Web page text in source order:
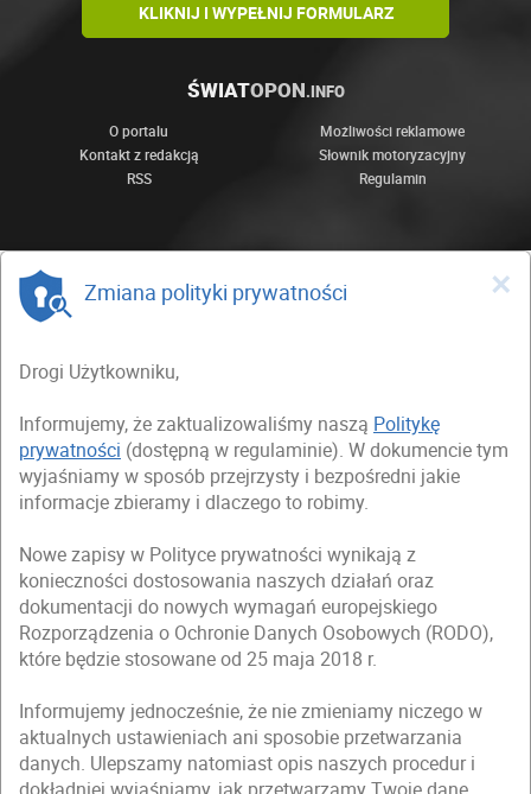
KLIKNIJ I WYPEŁNIJ FORMULARZ
ŚWIATOPON.INFO
O portalu
Możliwości reklamowe
Kontakt z redakcją
Słownik motoryzacyjny
RSS
Regulamin
×
Zmiana polityki prywatności
Drogi Użytkowniku,
Informujemy, że zaktualizowaliśmy naszą Politykę
prywatności (dostępną w regulaminie). W dokumencie tym
wyjaśniamy w sposób przejrzysty i bezpośredni jakie
informacje zbieramy i dlaczego to robimy.
Nowe zapisy w Polityce prywatności wynikają z
konieczności dostosowania naszych działań oraz
dokumentacji do nowych wymagań europejskiego
Rozporządzenia o Ochronie Danych Osobowych (RODO),
które będzie stosowane od 25 maja 2018 r.
Informujemy jednocześnie, że nie zmieniamy niczego w
aktualnych ustawieniach ani sposobie przetwarzania
danych. Ulepszamy natomiast opis naszych procedur i